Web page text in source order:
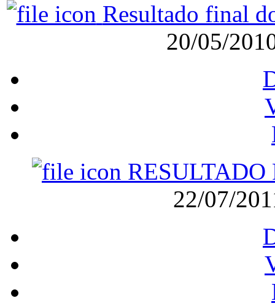
Resultado final
20/05/
22/07/